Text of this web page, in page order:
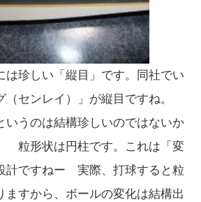
は珍しい「縦目」です。同社でい
（センレイ）」が縦目ですね。
いうのは結構珍しいのではないか
粒形状は円柱です。これは「変
計ですねー 実際、打球すると粒
ますから、ボールの変化は結構出